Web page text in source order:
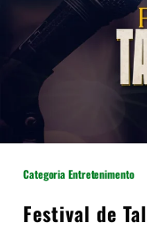
Categoria Entretenimento
Festival de